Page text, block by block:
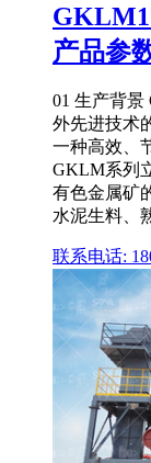
产品参
01 生产背
外先进技术
一种高效、
GKLM系列
有色金属矿
水泥生料、
联系电话: